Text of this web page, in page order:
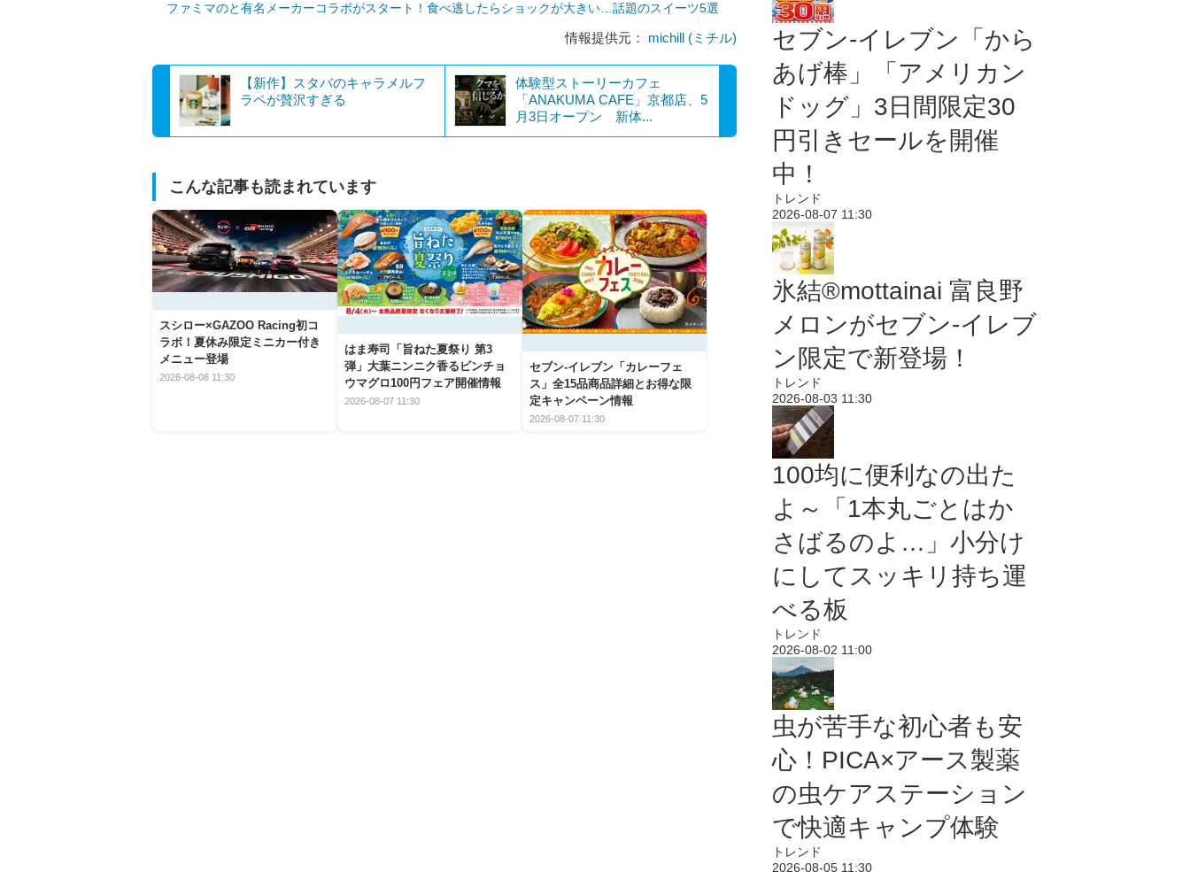
ファミマのと有名メーカーコラボがスタート！食べ逃したらショックが大きい…話題のスイーツ5選
情報提供元： michill (ミチル)
【新作】スタバのキャラメルフ
ラペが贅沢すぎる
体験型ストーリーカフェ
「ANAKUMA CAFE」京都店、5
月3日オープン 新体...
こんな記事も読まれています
スシロー×GAZOO Racing初コ
ラボ！夏休み限定ミニカー付き
メニュー登場
2026-08-08 11:30
はま寿司「旨ねた夏祭り 第3
弾」大葉ニンニク香るビンチョ
ウマグロ100円フェア開催情報
2026-08-07 11:30
セブン‐イレブン「カレーフェ
ス」全15品商品詳細とお得な限
定キャンペーン情報
2026-08-07 11:30
セブン‐イレブン「から
あげ棒」「アメリカン
ドッグ」3日間限定30
円引きセールを開催
中！
トレンド
2026-08-07 11:30
氷結®mottainai 富良野
メロンがセブン‐イレブ
ン限定で新登場！
トレンド
2026-08-03 11:30
100均に便利なの出た
よ～「1本丸ごとはか
さばるのよ…」小分け
にしてスッキリ持ち運
べる板
トレンド
2026-08-02 11:00
虫が苦手な初心者も安
心！PICA×アース製薬
の虫ケアステーション
で快適キャンプ体験
トレンド
2026-08-05 11:30